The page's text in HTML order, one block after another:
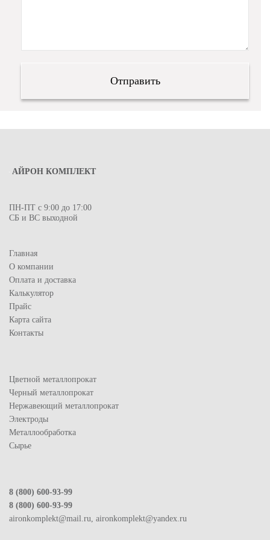
АЙРОН КОМПЛЕКТ
ПН-ПТ с 9:00 до 17:00
СБ и ВС выходной
Главная
О компании
Оплата и доставка
Калькулятор
Прайс
Карта сайта
Контакты
Цветной металлопрокат
Черный металлопрокат
Нержавеющий металлопрокат
Электроды
Металлообработка
Сырье
8 (800) 600-93-99
8 (800) 600-93-99
aironkomplekt@mail.ru, aironkomplekt@yandex.ru